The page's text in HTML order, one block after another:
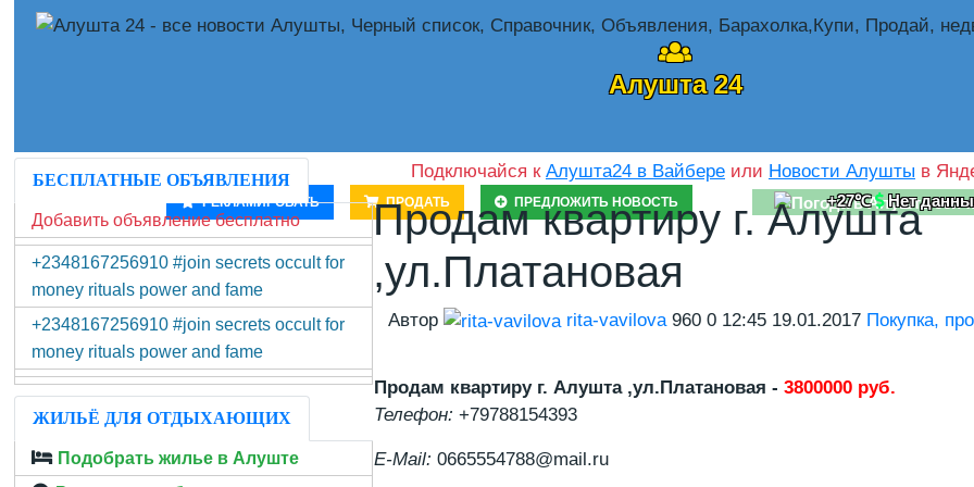
Алушта 24
РЕКЛАМИРОВАТЬ ПРОДАТЬ ПРЕДЛОЖИТЬ НОВОСТЬ +27℃ Нет
Подключайся к Алушта24 в Вайбереили Новости Алушты в
Продам квартиру г. Алушта
,ул.Платановая
Автор rita-vavilova 960 0 12:45 19.01.2017 Покупка,
Продам квартиру г. Алушта ,ул.Платановая - 3800000 руб.
Телефон: +79788154393
E-Mail: 0665554788@mail.ru
БЕСПЛАТНЫЕ ОБЪЯВЛЕНИЯ
Добавить объявление бесплатно
+2348167256910 #join secrets occult for
money rituals power and fame
+2348167256910 #join secrets occult for
money rituals power and fame
ЖИЛЬЁ ДЛЯ ОТДЫХАЮЩИХ
Подобрать жилье в Алуште